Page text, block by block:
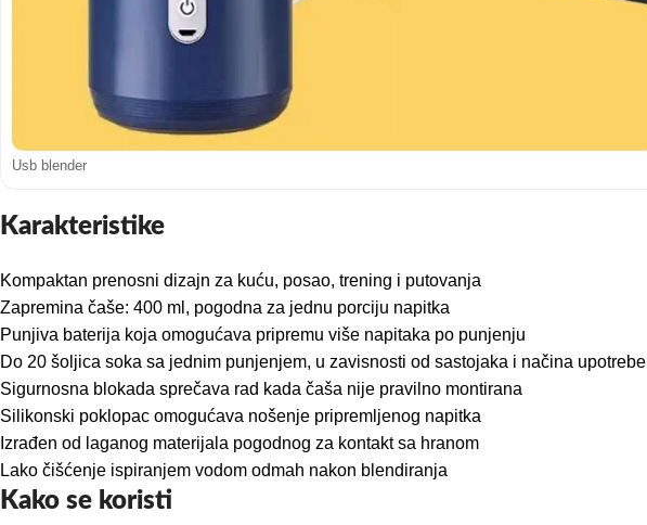
Usb blender
Karakteristike
Kompaktan prenosni dizajn za kuću, posao, trening i putovanja
Zapremina čaše: 400 ml, pogodna za jednu porciju napitka
Punjiva baterija koja omogućava pripremu više napitaka po punjenju
Do 20 šoljica soka sa jednim punjenjem, u zavisnosti od sastojaka i načina upotrebe
Sigurnosna blokada sprečava rad kada čaša nije pravilno montirana
Silikonski poklopac omogućava nošenje pripremljenog napitka
Izrađen od laganog materijala pogodnog za kontakt sa hranom
Lako čišćenje ispiranjem vodom odmah nakon blendiranja
Kako se koristi